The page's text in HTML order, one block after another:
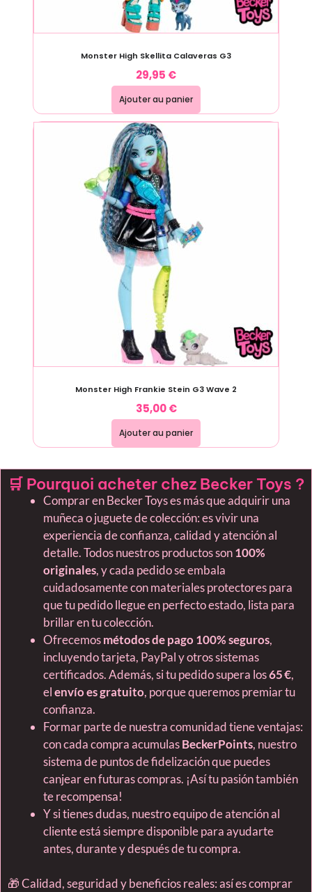
Monster High Skellita Calaveras G3
29,95 €
Ajouter au panier
Monster High Frankie Stein G3 Wave 2
35,00€
Ajouter au panier
🛒 Pourquoi acheter chez Becker Toys ?
Comprar en Becker Toys es más que adquirir una
muñeca o juguete de colección: es vivir una
experiencia de confianza, calidad y atención al
detalle. Todos nuestros productos son100%
originales, y cada pedido se embala
cuidadosamente con materiales protectores para
que tu pedido llegue en perfecto estado, lista para
brillar en tu colección.
Ofrecemosmétodos de pago 100% seguros,
incluyendo tarjeta, PayPal y otros sistemas
certificados. Además, si tu pedido supera los65 €,
elenvío es gratuito, porque queremos premiar tu
confianza.
Formar parte de nuestra comunidad tiene ventajas:
con cada compra acumulasBeckerPoints, nuestro
sistema de puntos de fidelización que puedes
canjear en futuras compras. ¡Así tu pasión también
te recompensa!
Y si tienes dudas, nuestro equipo de atención al
cliente está siempre disponible para ayudarte
antes, durante y después de tu compra.
🎁 Calidad, seguridad y beneficios reales: así es comprar